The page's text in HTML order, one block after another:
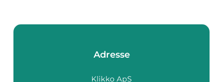
Adresse